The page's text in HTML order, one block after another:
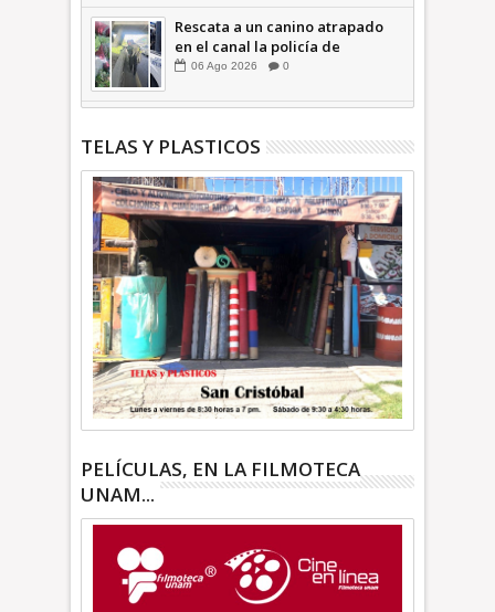
Rescata a un canino atrapado
en el canal la policía de
Ecatepec INFORMATIVA
06 Ago 2026 0
TELAS Y PLASTICOS
PELÍCULAS, EN LA FILMOTECA
UNAM...